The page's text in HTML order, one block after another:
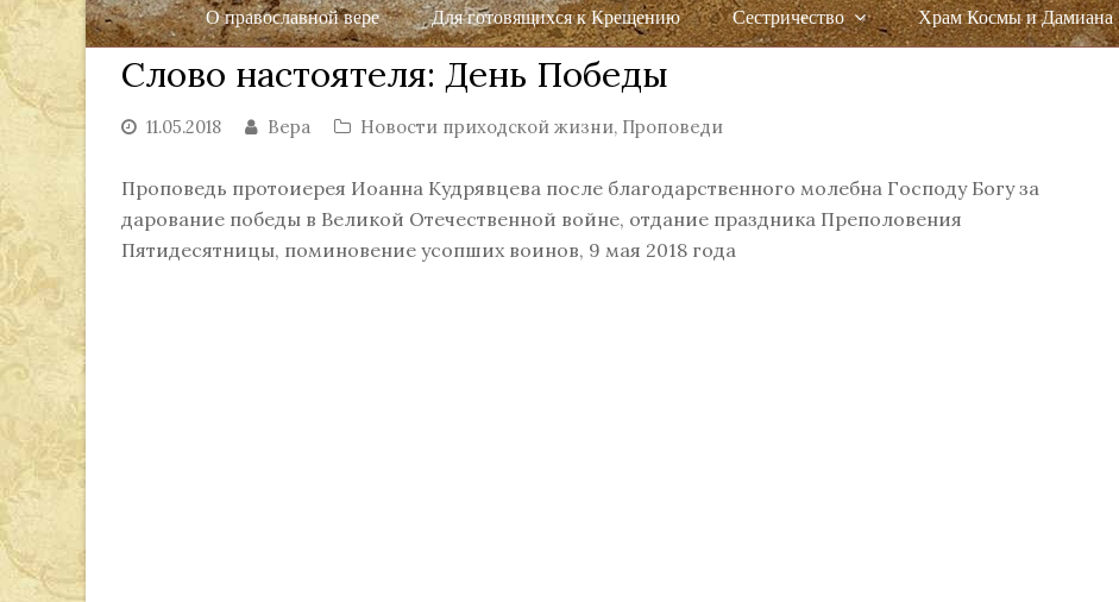
О православной вере Для готовящихся к Крещению Сестричество Храм Космы и Дамиана
Слово настоятеля: День Победы
11.05.2018 Вера Новости приходской жизни, Проповеди
Проповедь протоиерея Иоанна Кудрявцева после благодарственного молебна Господу Богу за
дарование победы в Великой Отечественной войне, отдание праздника Преполовения
Пятидесятницы, поминовение усопших воинов, 9 мая 2018 года